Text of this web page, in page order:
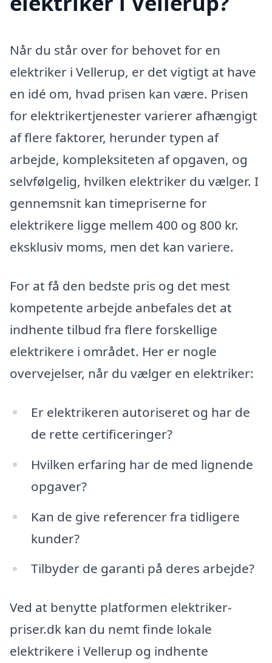
Når du står over for behovet for en
elektriker i Vellerup, er det vigtigt at have
en idé om, hvad prisen kan være. Prisen
for elektrikertjenester varierer afhængigt
af flere faktorer, herunder typen af
arbejde, kompleksiteten af opgaven, og
selvfølgelig, hvilken elektriker du vælger. I
gennemsnit kan timepriserne for
elektrikere ligge mellem 400 og 800 kr.
eksklusiv moms, men det kan variere.
For at få den bedste pris og det mest
kompetente arbejde anbefales det at
indhente tilbud fra flere forskellige
elektrikere i området. Her er nogle
overvejelser, når du vælger en elektriker:
Er elektrikeren autoriseret og har de
de rette certificeringer?
Hvilken erfaring har de med lignende
opgaver?
Kan de give referencer fra tidligere
kunder?
Tilbyder de garanti på deres arbejde?
Ved at benytte platformen elektriker-
priser.dk kan du nemt finde lokale
elektrikere i Vellerup og indhente